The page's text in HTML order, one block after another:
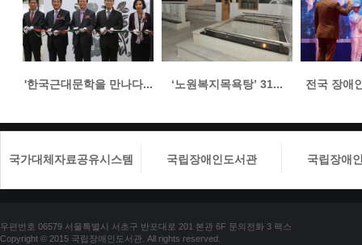
'한국근대문학을 만나다... ‘노원복지목욕탕’ 31... 전국 장애
국가대체자료공유시스템 국립장애인도서관 국립장애
우편번호 06579 서울특별시 서초구 반포대로 201 본관 6F 문의전화 3 팩스
Copyright © 2015 국립장애인도서관. All rights reserved.